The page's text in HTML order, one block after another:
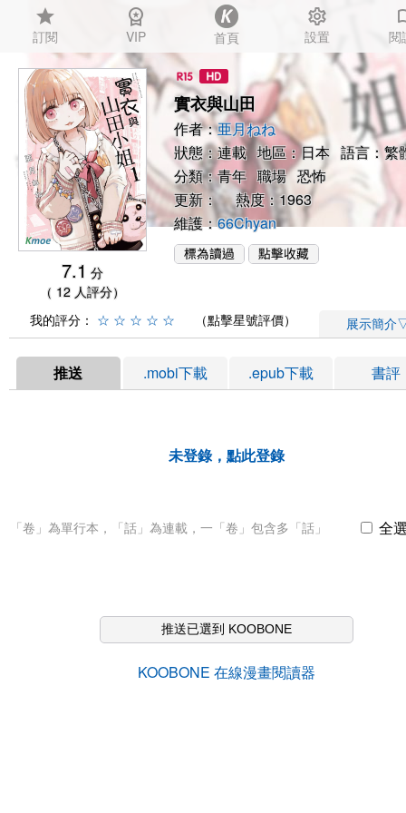
star
訂閱
workspace_premium
VIP 首頁
settings
設置 閱
7.1 分
（ 12 人評分）
實衣與山田
作者：亜月ねね
狀態：連載 地區：日本 語言：繁
分類：青年 職場 恐怖
更新： 熱度：1963
維護：66Chyan
我的評分： ☆ ☆ ☆ ☆ ☆ （點擊星號評價） 展示簡介
推送 .mobi下載 .epub下載 書評
未登錄，點此登錄
「卷」為單行本，「話」為連載，一「卷」包含多「話」 全
推送已選到 KOOBONE
KOOBONE 在線漫畫閱讀器